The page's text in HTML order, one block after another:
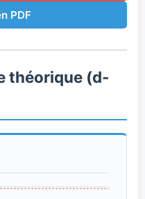
PDF
théorique (d-